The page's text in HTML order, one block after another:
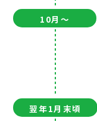
10月～
翌年1月末頃